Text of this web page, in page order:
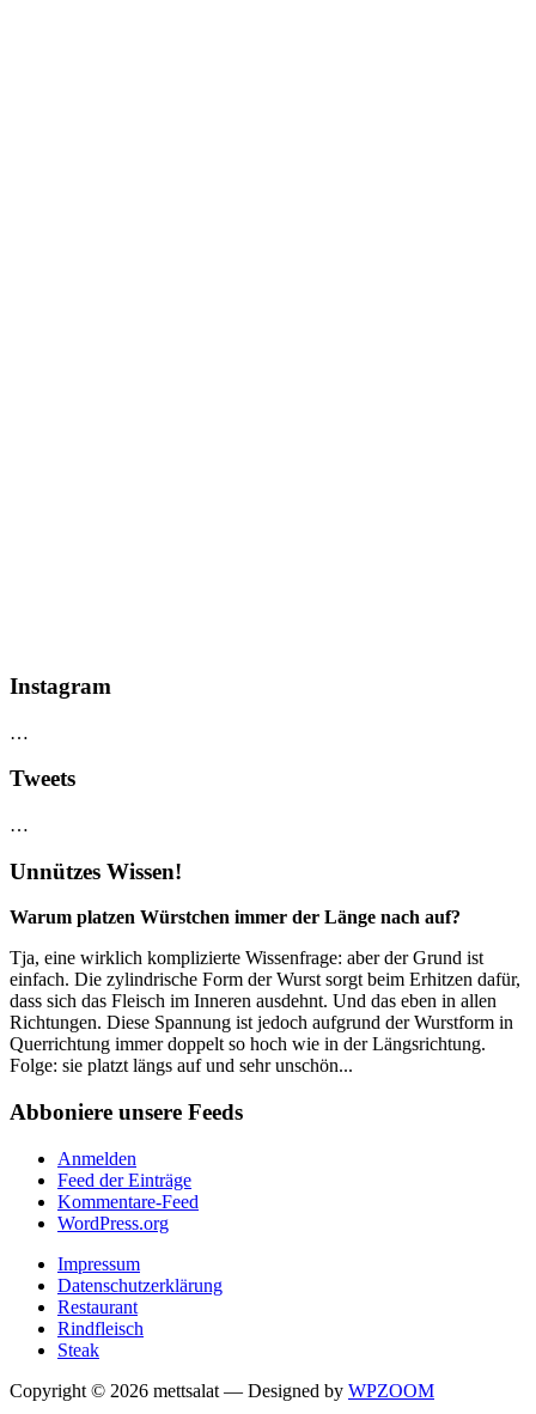
Instagram
…
Tweets
…
Unnützes Wissen!
Warum platzen Würstchen immer der Länge nach auf?
Tja, eine wirklich komplizierte Wissenfrage: aber der Grund ist
einfach. Die zylindrische Form der Wurst sorgt beim Erhitzen dafür,
dass sich das Fleisch im Inneren ausdehnt. Und das eben in allen
Richtungen. Diese Spannung ist jedoch aufgrund der Wurstform in
Querrichtung immer doppelt so hoch wie in der Längsrichtung.
Folge: sie platzt längs auf und sehr unschön...
Abboniere unsere Feeds
Anmelden
Feed der Einträge
Kommentare-Feed
WordPress.org
Impressum
Datenschutzerklärung
Restaurant
Rindfleisch
Steak
Copyright © 2026 mettsalat — Designed by WPZOOM